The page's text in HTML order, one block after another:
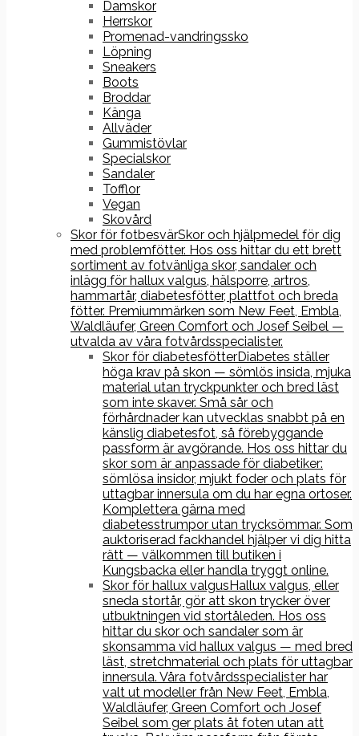
Damskor
Herrskor
Promenad-vandringssko
Löpning
Sneakers
Boots
Broddar
Känga
Allväder
Gummistövlar
Specialskor
Sandaler
Tofflor
Vegan
Skovård
Skor för fotbesvärSkor och hjälpmedel för dig
med problemfötter. Hos oss hittar du ett brett
sortiment av fotvänliga skor, sandaler och
inlägg för hallux valgus, hälsporre, artros,
hammartår, diabetesfötter, plattfot och breda
fötter. Premiummärken som New Feet, Embla,
Waldläufer, Green Comfort och Josef Seibel —
utvalda av våra fotvårdsspecialister.
Skor för diabetesfötterDiabetes ställer
höga krav på skon — sömlös insida, mjuka
material utan tryckpunkter och bred läst
som inte skaver. Små sår och
förhårdnader kan utvecklas snabbt på en
känslig diabetesfot, så förebyggande
passform är avgörande. Hos oss hittar du
skor som är anpassade för diabetiker:
sömlösa insidor, mjukt foder och plats för
uttagbar innersula om du har egna ortoser.
Komplettera gärna med
diabetesstrumpor utan trycksömmar. Som
auktoriserad fackhandel hjälper vi dig hitta
rätt — välkommen till butiken i
Kungsbacka eller handla tryggt online.
Skor för hallux valgusHallux valgus, eller
sneda stortår, gör att skon trycker över
utbuktningen vid stortåleden. Hos oss
hittar du skor och sandaler som är
skonsamma vid hallux valgus — med bred
läst, stretchmaterial och plats för uttagbar
innersula. Våra fotvårdsspecialister har
valt ut modeller från New Feet, Embla,
Waldläufer, Green Comfort och Josef
Seibel som ger plats åt foten utan att